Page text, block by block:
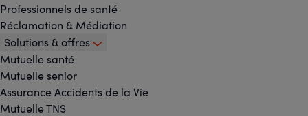
Professionnels de santé
Réclamation & Médiation
Solutions & offres
Mutuelle santé
Mutuelle senior
Assurance Accidents de la Vie
Mutuelle TNS